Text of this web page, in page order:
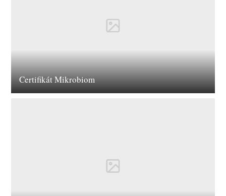
Certifikát Mikrobiom